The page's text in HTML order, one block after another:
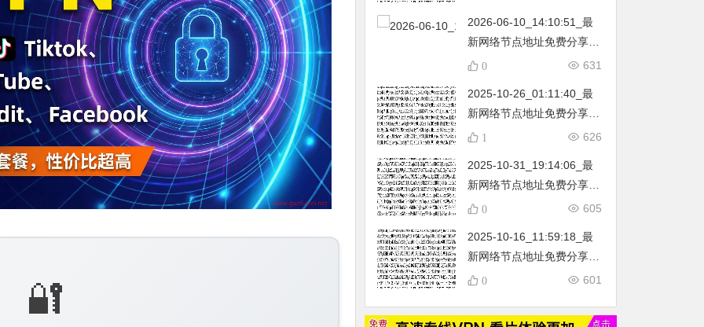
🔐
韩国|新加坡|台湾|马来西亚|
…
2026-06-10_14:10:51_最
新网络节点地址免费分享…
不定期更新…开放免费分享
韩国|新加坡|台湾|马来西亚|
…
631
0
2025-10-26_01:11:40_最
新网络节点地址免费分享…
不定期更新…开放免费分享
韩国|新加坡|台湾|马来西亚|
…
626
1
2025-10-31_19:14:06_最
新网络节点地址免费分享…
不定期更新…开放免费分享
韩国|新加坡|台湾|马来西亚|
…
605
0
2025-10-16_11:59:18_最
新网络节点地址免费分享…
不定期更新…开放免费分享
韩国|新加坡|台湾|马来西亚|
601
0